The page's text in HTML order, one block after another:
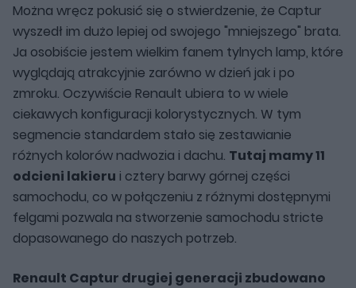
Można wręcz pokusić się o stwierdzenie, że Captur
wyszedł im dużo lepiej od swojego "mniejszego" brata.
Ja osobiście jestem wielkim fanem tylnych lamp, które
wyglądają atrakcyjnie zarówno w dzień jak i po
zmroku. Oczywiście Renault ubiera to w wiele
ciekawych konfiguracji kolorystycznych. W tym
segmencie standardem stało się zestawianie
różnych kolorów nadwozia i dachu. Tutaj mamy 11
odcieni lakieru i cztery barwy górnej części
samochodu, co w połączeniu z różnymi dostępnymi
felgami pozwala na stworzenie samochodu stricte
dopasowanego do naszych potrzeb.
Renault Captur drugiej generacji zbudowano